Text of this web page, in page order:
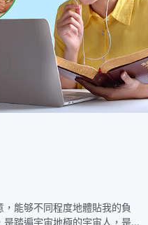
能够不同程度地體貼我的負
踏遍宇宙地極的宇宙人，是我